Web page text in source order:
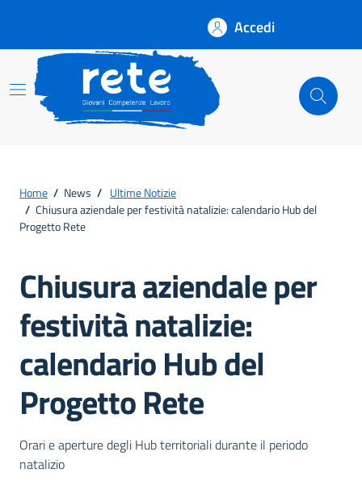
Accedi
Home / News / Ultime Notizie
/ Chiusura aziendale per festività natalizie: calendario Hub del
Progetto Rete
Chiusura aziendale per
festività natalizie:
calendario Hub del
Progetto Rete
Dettagli della notizia
Orari e aperture degli Hub territoriali durante il periodo
natalizio